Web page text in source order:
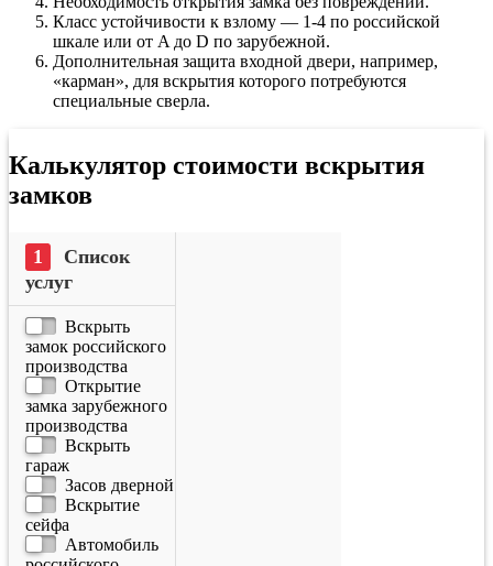
Класс устойчивости к взлому — 1-4 по российской
шкале или от A до D по зарубежной.
Дополнительная защита входной двери, например,
«карман», для вскрытия которого потребуются
специальные сверла.
Калькулятор стоимости вскрытия
замков
Список
услуг
Вскрыть
замок российского
производства
Открытие
замка зарубежного
производства
Вскрыть
гараж
Засов дверной
Вскрытие
сейфа
Автомобиль